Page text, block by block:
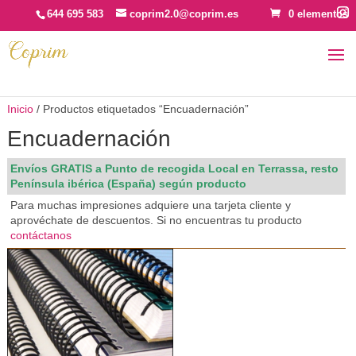
644 695 583 coprim2.0@coprim.es 0 elementos
Inicio/ Productos etiquetados “Encuadernación”
Encuadernación
Envíos GRATIS a Punto de recogida Local en Terrassa, resto
Península ibérica (España) según producto
Para muchas impresiones adquiere una tarjeta cliente y
aprovéchate de descuentos. Si no encuentras tu producto
contáctanos